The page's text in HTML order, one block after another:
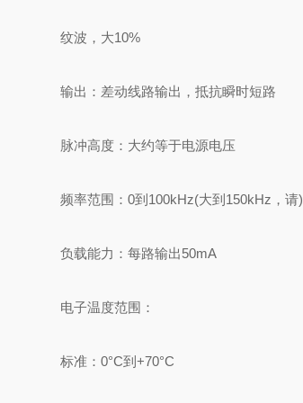
纹波，大10%
输出：差动线路输出，抵抗瞬时短路
脉冲高度：大约等于电源电压
频率范围：0到100kHz(大到150kHz，请)
负载能力：每路输出50mA
电子温度范围：
标准：0°C到+70°C